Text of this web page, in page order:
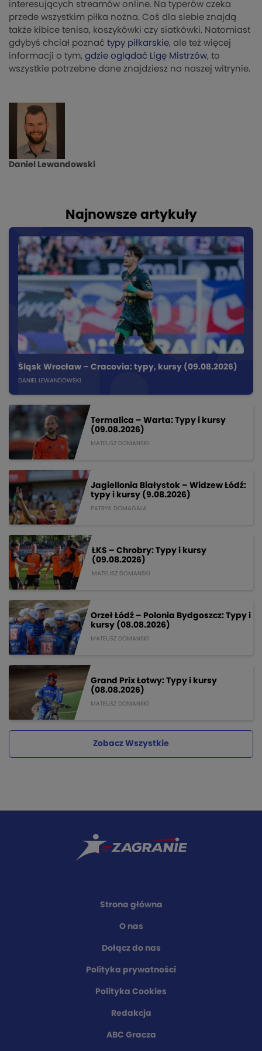
interesujących streamów online. Na typerów czeka
przede wszystkim piłka nożna. Coś dla siebie znajdą
także kibice tenisa, koszykówki czy siatkówki. Natomiast
gdybyś chciał poznać typy piłkarskie, ale też więcej
informacji o tym, gdzie oglądać Ligę Mistrzów, to
wszystkie potrzebne dane znajdziesz na naszej witrynie.
Daniel Lewandowski
Najnowsze artykuły
Śląsk Wrocław – Cracovia: typy, kursy (09.08.2026)
DANIEL LEWANDOWSKI
Termalica – Warta: Typy i kursy
(09.08.2026)
MATEUSZ DOMANSKI
Jagiellonia Białystok – Widzew Łódź:
typy i kursy (9.08.2026)
PATRYK DOMAGALA
ŁKS – Chrobry: Typy i kursy
(09.08.2026)
MATEUSZ DOMANSKI
Orzeł Łódź – Polonia Bydgoszcz: Typy i
kursy (08.08.2026)
MATEUSZ DOMANSKI
Grand Prix Łotwy: Typy i kursy
(08.08.2026)
MATEUSZ DOMANSKI
Zobacz Wszystkie
Strona główna
O nas
Dołącz do nas
Polityka prywatności
Polityka Cookies
Redakcja
ABC Gracza